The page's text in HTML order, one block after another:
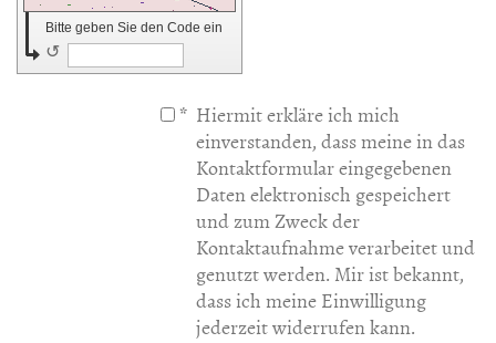
Bitte geben Sie den Code ein
↺
* Hiermit erkläre ich mich
einverstanden, dass meine in das
Kontaktformular eingegebenen
Daten elektronisch gespeichert
und zum Zweck der
Kontaktaufnahme verarbeitet und
genutzt werden. Mir ist bekannt,
dass ich meine Einwilligung
jederzeit widerrufen kann.